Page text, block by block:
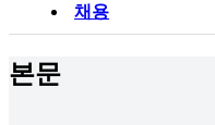
채용
본문